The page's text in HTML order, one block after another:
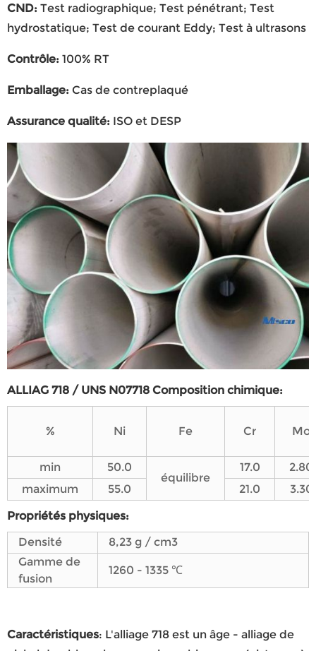
CND: Test radiographique; Test pénétrant; Test
hydrostatique; Test de courant Eddy; Test à ultrasons
Contrôle: 100% RT
Emballage: Cas de contreplaqué
Assurance qualité: ISO et DESP
ALLIAG 718 / UNS N07718 Composition chimique:
% Ni Fe Cr Mo
min 50.0
équilibre
17.0
2.80
maximum
55.0 21.0
3.30
Propriétés physiques:
Densité
8,23 g / cm3
Gamme de
fusion
1260 - 1335 ℃
Caractéristiques: L'alliage 718 est un âge - alliage de